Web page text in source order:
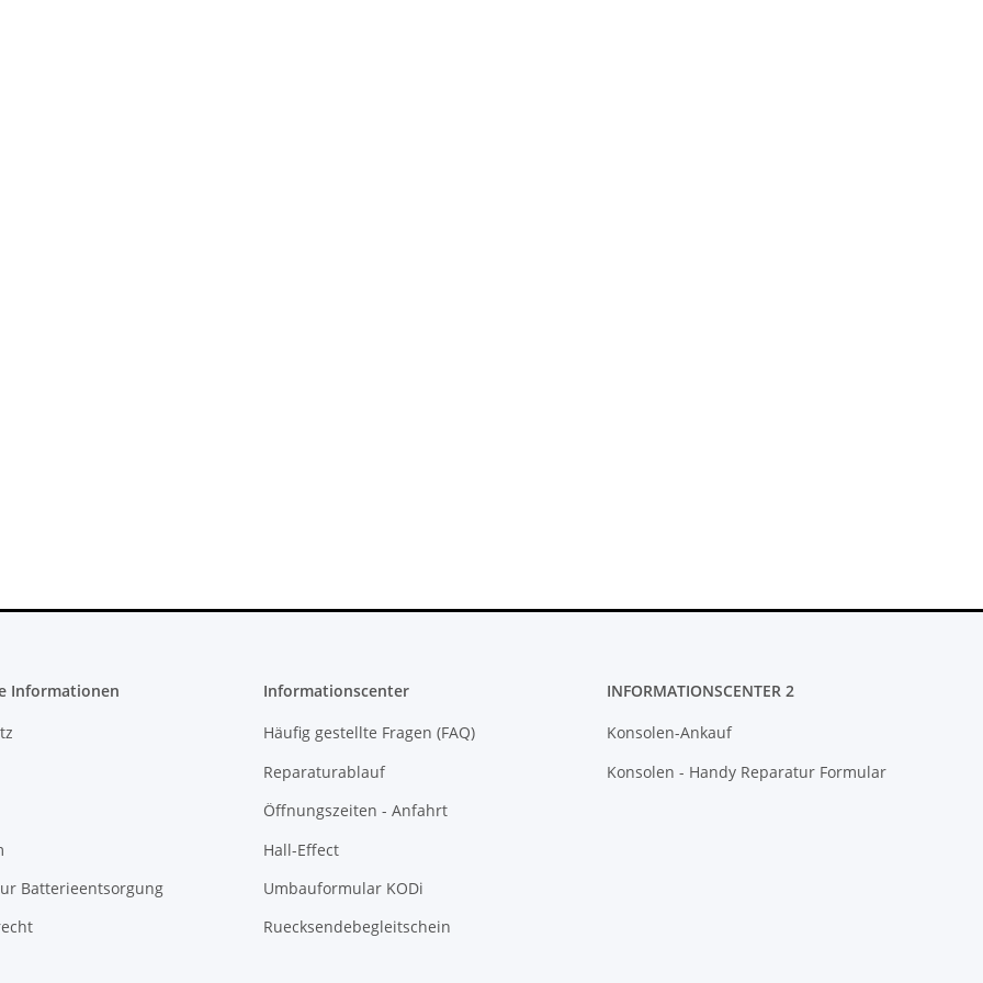
Informationen
Batterieentsorgung
Informationscenter
Häufig gestellte Fragen (FAQ)
Reparaturablauf
Öffnungszeiten - Anfahrt
Hall-Effect
Umbauformular KODi
Ruecksendebegleitschein
INFORMATIONSCENTER 2
Konsolen-Ankauf
Konsolen - Handy Reparatur Formular